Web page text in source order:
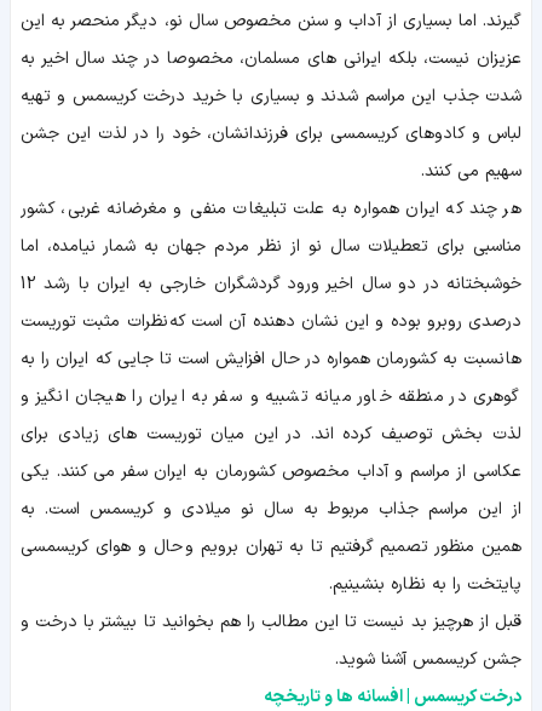
گیرند. اما بسیاری از آداب و سنن مخصوص سال نو، دیگر منحصر به این
عزیزان نیست، بلکه ایرانی های مسلمان، مخصوصا در چند سال اخیر به
شدت جذب این مراسم شدند و بسیاری با خرید درخت کریسمس و تهیه
لباس و کادوهای کریسمسی برای فرزندانشان، خود را در لذت این جشن
سهیم می کنند.
هر چند که ایران همواره به علت تبلیغات منفی و مغرضانه غربی، کشور
مناسبی برای تعطیلات سال نو از نظر مردم جهان به شمار نیامده، اما
خوشبختانه در دو سال اخیر ورود گردشگران خارجی به ایران با رشد 12
درصدی روبرو بوده و این نشان دهنده آن است که نظرات مثبت توریست
ها نسبت به کشورمان همواره در حال افزایش است تا جایی که ایران را به
گوهری در منطقه خاور میانه تشبیه و سفر به ایران را هیجان انگیز و
لذت بخش توصیف کرده اند. در این میان توریست های زیادی برای
عکاسی از مراسم و آداب مخصوص کشورمان به ایران سفر می کنند. یکی
از این مراسم جذاب مربوط به سال نو میلادی و کریسمس است. به
همین منظور تصمیم گرفتیم تا به تهران برویم و حال و هوای کریسمسی
پایتخت را به نظاره بنشینیم.
قبل از هرچیز بد نیست تا این مطالب را هم بخوانید تا بیشتر با درخت و
جشن کریسمس آشنا شوید.
درخت کریسمس | افسانه ها و تاریخچه